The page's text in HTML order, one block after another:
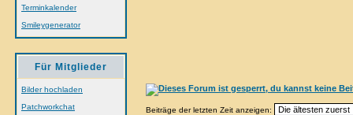
Terminkalender
Smileygenerator
Für Mitglieder
Bilder hochladen
Patchworkchat
Beiträge der letzten Zeit anzeigen: